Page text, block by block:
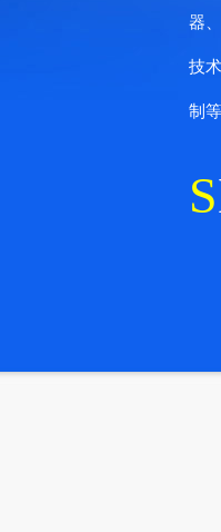
器
技
制
S